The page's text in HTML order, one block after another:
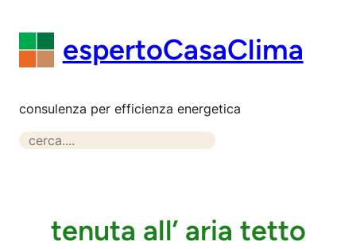
contenuto espertoCasaClima
consulenza per efficienza energetica
S
tenuta all’ aria tetto